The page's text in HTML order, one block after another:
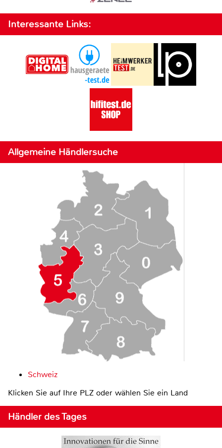
Interessante Links:
Allgemeine Händlersuche
Schweiz
Klicken Sie auf Ihre PLZ oder wählen Sie ein Land
Händler des Tages